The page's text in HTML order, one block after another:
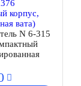
N 6-315